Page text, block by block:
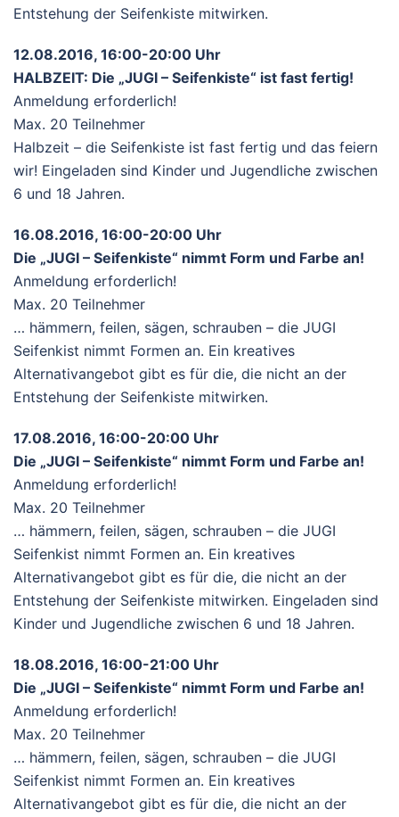
Entstehung der Seifenkiste mitwirken.
12.08.2016, 16:00-20:00 Uhr
HALBZEIT: Die „JUGI – Seifenkiste“ ist fast fertig!
Anmeldung erforderlich!
Max. 20 Teilnehmer
Halbzeit – die Seifenkiste ist fast fertig und das feiern
wir! Eingeladen sind Kinder und Jugendliche zwischen
6 und 18 Jahren.
16.08.2016, 16:00-20:00 Uhr
Die „JUGI – Seifenkiste“ nimmt Form und Farbe an!
Anmeldung erforderlich!
Max. 20 Teilnehmer
… hämmern, feilen, sägen, schrauben – die JUGI
Seifenkist nimmt Formen an. Ein kreatives
Alternativangebot gibt es für die, die nicht an der
Entstehung der Seifenkiste mitwirken.
17.08.2016, 16:00-20:00 Uhr
Die „JUGI – Seifenkiste“ nimmt Form und Farbe an!
Anmeldung erforderlich!
Max. 20 Teilnehmer
… hämmern, feilen, sägen, schrauben – die JUGI
Seifenkist nimmt Formen an. Ein kreatives
Alternativangebot gibt es für die, die nicht an der
Entstehung der Seifenkiste mitwirken. Eingeladen sind
Kinder und Jugendliche zwischen 6 und 18 Jahren.
18.08.2016, 16:00-21:00 Uhr
Die „JUGI – Seifenkiste“ nimmt Form und Farbe an!
Anmeldung erforderlich!
Max. 20 Teilnehmer
… hämmern, feilen, sägen, schrauben – die JUGI
Seifenkist nimmt Formen an. Ein kreatives
Alternativangebot gibt es für die, die nicht an der